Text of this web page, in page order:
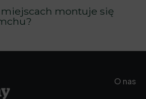
montuje się
O nas